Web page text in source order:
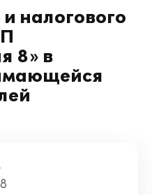
налогового
8» в